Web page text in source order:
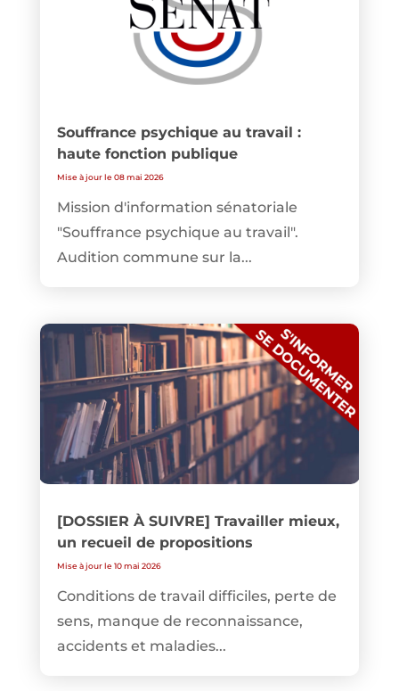
Souffrance psychique au travail :
haute fonction publique
Mise à jour le 08 mai 2026
Mission d'information sénatoriale
"Souffrance psychique au travail".
Audition commune sur la...
[DOSSIER À SUIVRE] Travailler mieux,
un recueil de propositions
Mise à jour le 10 mai 2026
Conditions de travail difficiles, perte de
sens, manque de reconnaissance,
accidents et maladies...